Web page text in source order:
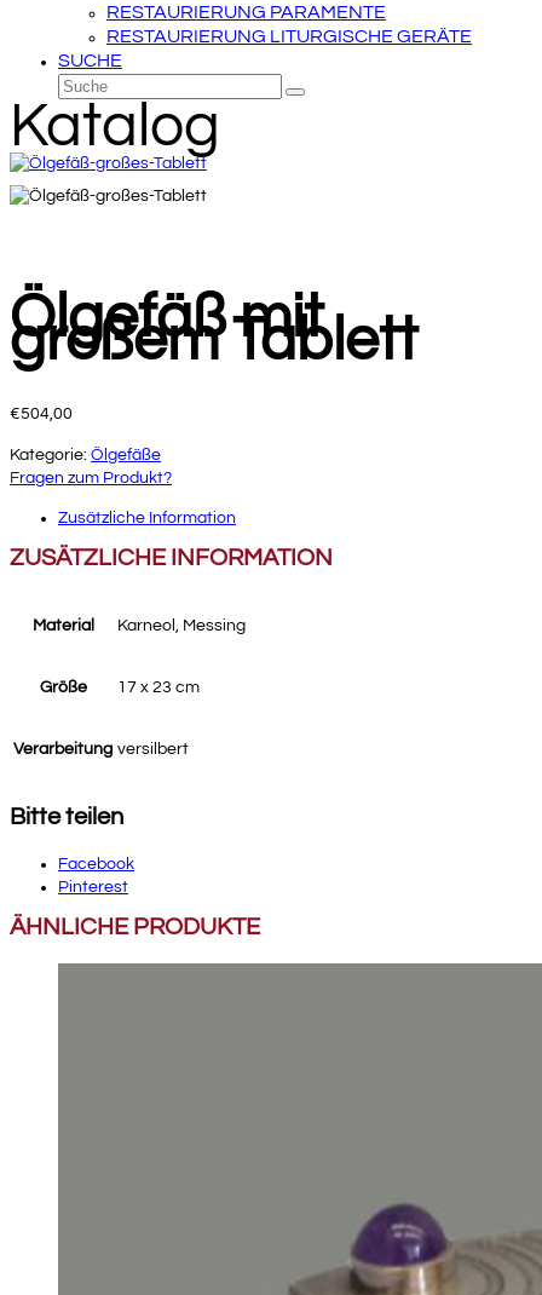
RESTAURIERUNG PARAMENTE
RESTAURIERUNG LITURGISCHE GERÄTE
SUCHE
Suche
Senden
Katalog
Ölgefäß mit
großem Tablett
€504,00
Kategorie: Ölgefäße
Fragen zum Produkt?
Zusätzliche Information
ZUSÄTZLICHE INFORMATION
Material Karneol, Messing
Größe 17 x 23 cm
Verarbeitung versilbert
Bitte teilen
Facebook
Pinterest
ÄHNLICHE PRODUKTE